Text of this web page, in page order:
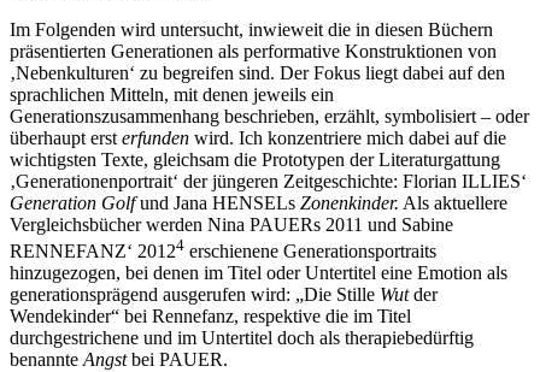
Im Folgenden wird untersucht, inwieweit die in diesen Büchern
präsentierten Generationen als performative Konstruktionen von
‚Nebenkulturen‘ zu begreifen sind. Der Fokus liegt dabei auf den
sprachlichen Mitteln, mit denen jeweils ein
Generationszusammenhang beschrieben, erzählt, symbolisiert – oder
überhaupt erst erfunden wird. Ich konzentriere mich dabei auf die
wichtigsten Texte, gleichsam die Prototypen der Literaturgattung
‚Generationenportrait‘ der jüngeren Zeitgeschichte: Florian ILLIES‘
Generation Golfund Jana HENSELs Zonenkinder. Als aktuellere
Vergleichsbücher werden Nina PAUERs 2011 und Sabine
RENNEFANZ‘ 20124 erschienene Generationsportraits
hinzugezogen, bei denen im Titel oder Untertitel eine Emotion als
generationsprägend ausgerufen wird: „Die Stille Wutder
Wendekinder“ bei Rennefanz, respektive die im Titel
durchgestrichene und im Untertitel doch als therapiebedürftig
benannte Angstbei PAUER.